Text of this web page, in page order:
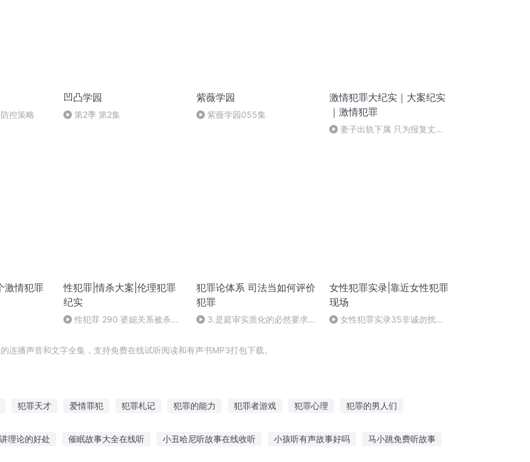
控策略
凹凸学园
第2季 第2集
紫薇学园
紫薇学园055集
激情犯罪大纪实｜大案纪实
｜激情犯罪
妻子出轨下属 只为报复丈夫
激情犯罪
性犯罪|情杀大案|伦理犯罪
纪实
性犯罪 290 婆媳关系被杀的
犯罪论体系 司法当如何评价
犯罪
3.是庭审实质化的必然要求
女性犯罪实录|靠近女性犯罪
现场
女性犯罪实录35非诚勿扰》
连播声音和文字全集，支持免费在线试听阅读和有声书MP3打包下载。
犯罪天才 爱情罪犯 犯罪札记 犯罪的能力 犯罪者游戏 犯罪心理 犯罪的男人们
理论的好处 催眠故事大全在线听 小丑哈尼听故事在线收听 小孩听有声故事好吗 马小跳免费听故事